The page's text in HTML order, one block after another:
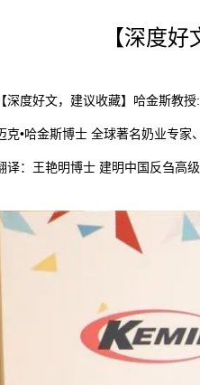
【深度
度好文，建议收藏】哈金斯教授:
•哈金斯博士 全球著名奶业专家
：王艳明博士 建明中国反刍高级